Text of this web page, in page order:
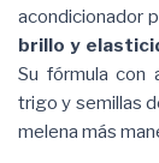
acondicionador
brillo y
Su fórmula con
trigo y semillas
melena más